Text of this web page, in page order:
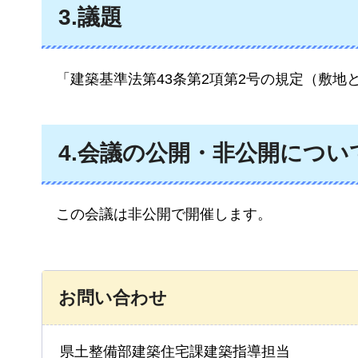
3.議題
「建築基準法第43条第2項第2号の規定（敷
4.会議の公開・非公開につい
この会議は非公開で開催します。
お問い合わせ
県土整備部建築住宅課建築指導担当